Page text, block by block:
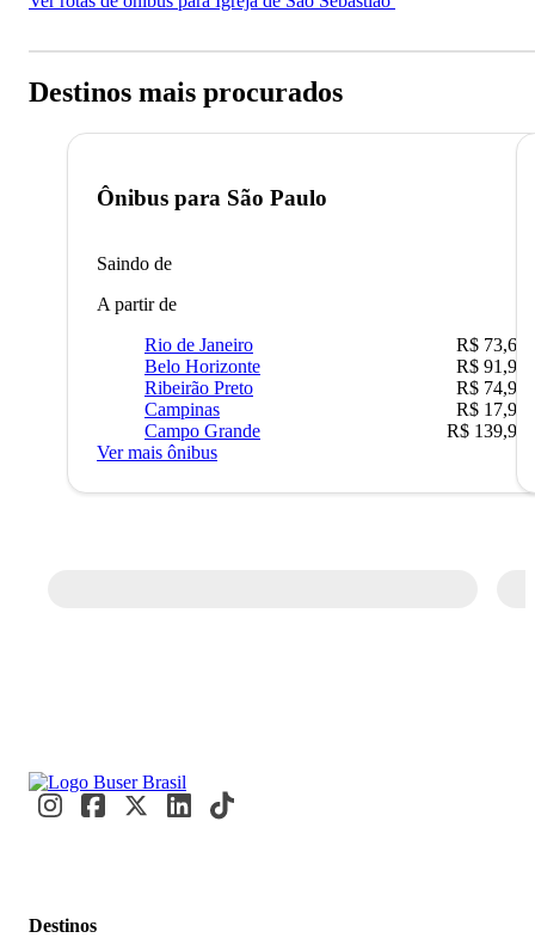
Destinos mais procurados
Ônibus para São Paulo
Saindo de
A partir de
Rio de Janeiro
R$ 73,68
Belo Horizonte
R$ 91,90
Ribeirão Preto
R$ 74,90
Campinas
R$ 17,90
Campo Grande
R$ 139,90
Ver mais ônibus
Destinos